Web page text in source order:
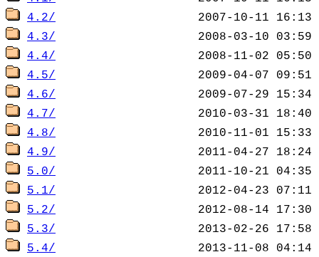
4.2/
4.3/
4.4/
4.5/
4.6/
4.7/
4.8/
4.9/
5.0/
5.1/
5.2/
5.3/
5.4/